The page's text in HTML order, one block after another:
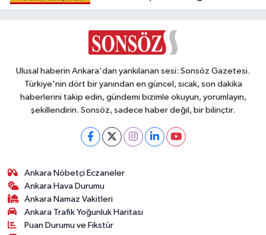
Ulusal haberin Ankara'dan yankılanan sesi: Sonsöz Gazetesi.
Türkiye'nin dört bir yanından en güncel, sıcak, son dakika
haberlerini takip edin, gündemi bizimle okuyun, yorumlayın,
şekillendirin. Sonsöz, sadece haber değil, bir bilinçtir.
Ankara Nöbetçi Eczaneler
Ankara Hava Durumu
Ankara Namaz Vakitleri
Ankara Trafik Yoğunluk Haritası
Puan Durumu ve Fikstür